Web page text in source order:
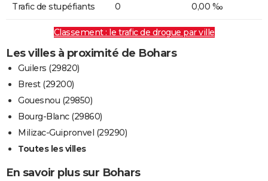
Trafic de stupéfiants 0 0,00 ‰
Classement : le trafic de drogue par ville
Les villes à proximité de Bohars
Guilers (29820)
Brest (29200)
Gouesnou (29850)
Bourg-Blanc (29860)
Milizac-Guipronvel (29290)
Toutes les villes
En savoir plus sur Bohars